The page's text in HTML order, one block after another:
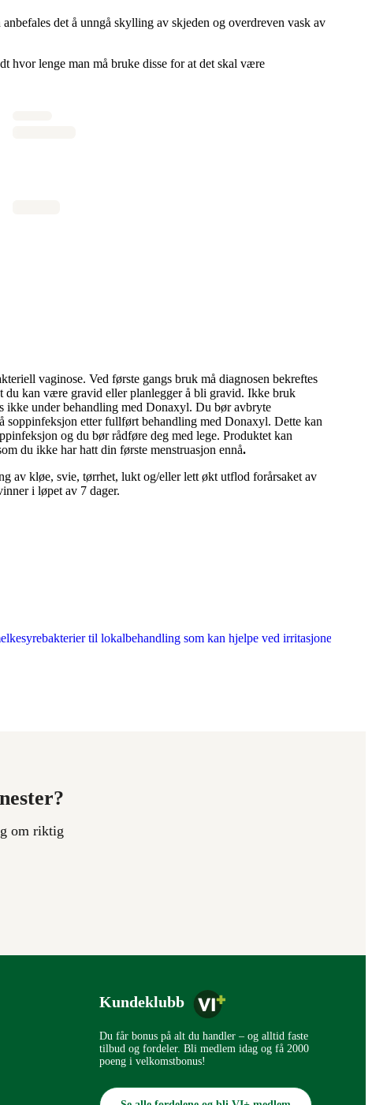
det å unngå skylling av skjeden og overdreven vask av
hvor lenge man må bruke disse for at det skal være
vaginose. Ved første gangs bruk må diagnosen bekreftes
du kan være gravid eller planlegger å bli gravid. Ikke bruk
ikke under behandling med Donaxyl. Du bør avbryte
soppinfeksjon etter fullført behandling med Donaxyl. Dette kan
og du bør rådføre deg med lege. Produktet kan
du ikke har hatt din første menstruasjon ennå.
av kløe, svie, tørrhet, lukt og​/​eller lett økt utflod forårsaket av
i løpet av 7 dager.
til lokalbehandling som kan hjelpe ved irritasjoner og
om riktig
Kundeklubb
Du får bonus på alt du handler – og alltid faste
tilbud og fordeler. Bli medlem idag og få 2000
poeng i velkomstbonus!